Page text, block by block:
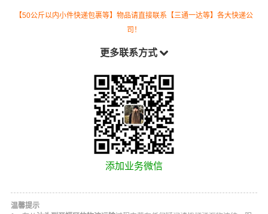
【50公斤以内小件快递包裹等】物品请直接联系【三通一达等】各大快递公
司！
更多联系方式
添加业务微信
温馨提示